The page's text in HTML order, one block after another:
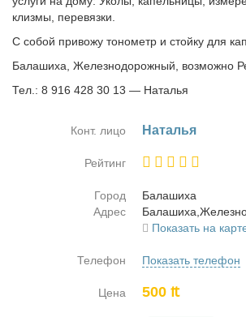
клизмы, перевязки.
С собой привожу тонометр и стойку для
Балашиха, Железнодорожный, возможно
Тел.: 8 916 428 30 13 — Наталья
Конт. лицо На­та­лья
Рейтинг
Город
Ба­ла­ши­ха
Адрес
Показать на
Телефон Показать телефон
Цена 500 ₶